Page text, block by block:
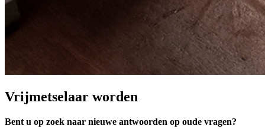
Vrijmetselaar worden
Bent u op zoek naar nieuwe antwoorden op oude vragen?